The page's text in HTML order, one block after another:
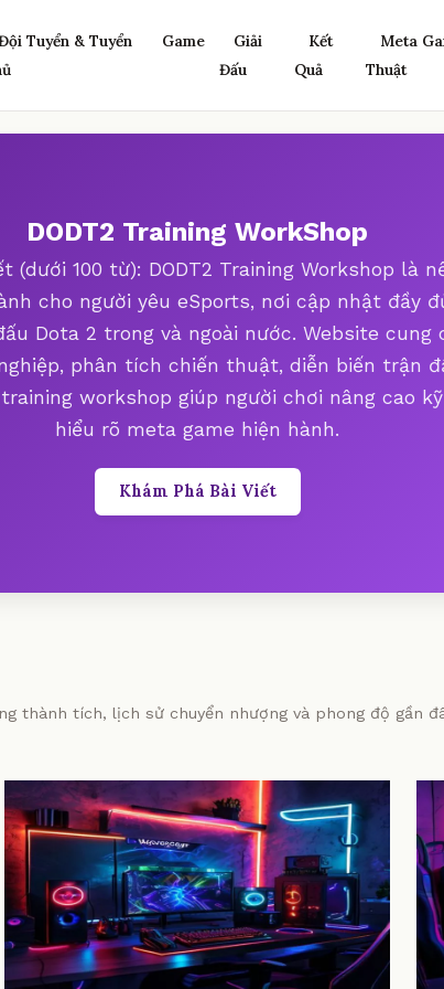
Tuyển & Tuyển
Game
Giải
Đấu
Kết
Quả
Meta
Thuật
DODT2 Training WorkShop
(dưới 100 từ): DODT2 Training Workshop là
cho người yêu eSports, nơi cập nhật đầy
Dota 2 trong và ngoài nước. Website cung
phân tích chiến thuật, diễn biến trận
workshop giúp người chơi nâng cao
hiểu rõ meta game hiện hành.
Khám Phá Bài Viết
thành tích, lịch sử chuyển nhượng và phong độ gần